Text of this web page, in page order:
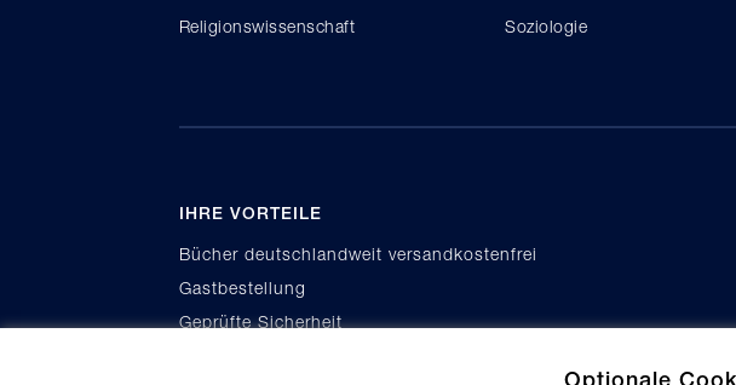
Optionale
Religionswissenschaft Soziologie
IHRE VORTEILE
Bücher deutschlandweit versandkostenfrei
Gastbestellung
Geprüfte Sicherheit